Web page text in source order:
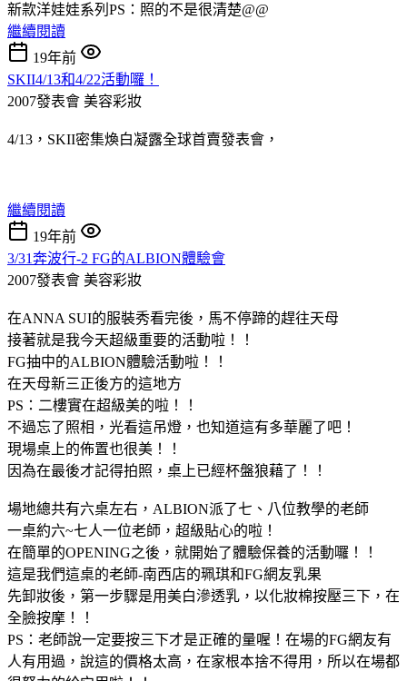
新款洋娃娃系列PS：照的不是很清楚@@
繼續閱讀
19年前
SKII4/13和4/22活動囉！
2007發表會 美容彩妝
4/13，SKII密集煥白凝露全球首賣發表會，
繼續閱讀
19年前
3/31奔波行-2 FG的ALBION體驗會
2007發表會 美容彩妝
在ANNA SUI的服裝秀看完後，馬不停蹄的趕往天母
接著就是我今天超級重要的活動啦！！
FG抽中的ALBION體驗活動啦！！
在天母新三正後方的這地方
PS：二樓實在超級美的啦！！
不過忘了照相，光看這吊燈，也知道這有多華麗了吧！
現場桌上的佈置也很美！！
因為在最後才記得拍照，桌上已經杯盤狼藉了！！
場地總共有六桌左右，ALBION派了七、八位教學的老師
一桌約六~七人一位老師，超級貼心的啦！
在簡單的OPENING之後，就開始了體驗保養的活動囉！！
這是我們這桌的老師-南西店的珮琪和FG網友乳果
先卸妝後，第一步驟是用美白滲透乳，以化妝棉按壓三下，在
全臉按摩！！
PS：老師說一定要按三下才是正確的量喔！在場的FG網友有
人有用過，說這的價格太高，在家根本捨不得用，所以在場都